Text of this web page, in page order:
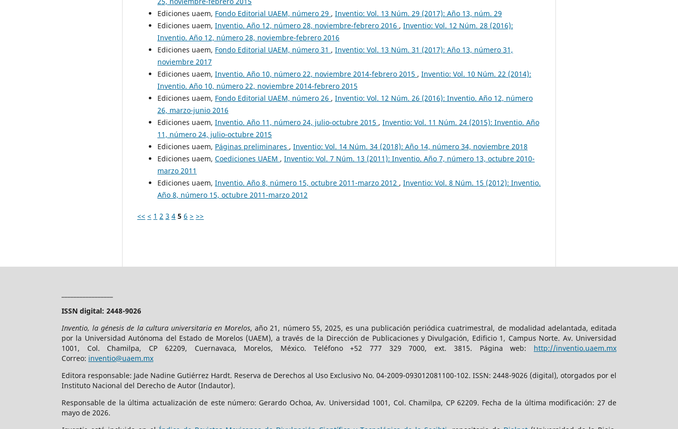
Ediciones uaem, Fondo Editorial UAEM, número 29 , Inventio: Vol. 13 Núm. 29 (2017): Año 13, núm. 29
Ediciones uaem, Inventio. Año 12, número 28, noviembre-febrero 2016 , Inventio: Vol. 12 Núm. 28 (2016):
Inventio. Año 12, número 28, noviembre-febrero 2016
Ediciones uaem, Fondo Editorial UAEM, número 31 , Inventio: Vol. 13 Núm. 31 (2017): Año 13, número 31,
noviembre 2017
Ediciones uaem, Inventio. Año 10, número 22, noviembre 2014-febrero 2015 , Inventio: Vol. 10 Núm. 22 (2014):
Inventio. Año 10, número 22, noviembre 2014-febrero 2015
Ediciones uaem, Fondo Editorial UAEM, número 26 , Inventio: Vol. 12 Núm. 26 (2016): Inventio. Año 12, número
26, marzo-junio 2016
Ediciones uaem, Inventio. Año 11, número 24, julio-octubre 2015 , Inventio: Vol. 11 Núm. 24 (2015): Inventio. Año
11, número 24, julio-octubre 2015
Ediciones uaem, Páginas preliminares , Inventio: Vol. 14 Núm. 34 (2018): Año 14, número 34, noviembre 2018
Ediciones uaem, Coediciones UAEM , Inventio: Vol. 7 Núm. 13 (2011): Inventio. Año 7, número 13, octubre 2010-
marzo 2011
Ediciones uaem, Inventio. Año 8, número 15, octubre 2011-marzo 2012 , Inventio: Vol. 8 Núm. 15 (2012): Inventio.
Año 8, número 15, octubre 2011-marzo 2012
<< < 1 2 3 4 5 6 > >>
ISSN digital: 2448-9026
Inventio, la génesis de la cultura universitaria en Morelos, año 21, número 55, 2025, es una publicación periódica cuatrimestral, de modalidad adelantada, editada
por la Universidad Autónoma del Estado de Morelos (UAEM), a través de la Dirección de Publicaciones y Divulgación, Edificio 1, Campus Norte. Av. Universidad
1001, Col. Chamilpa, CP 62209, Cuernavaca, Morelos, México. Teléfono +52 777 329 7000, ext. 3815. Página web: http://inventio.uaem.mx
Correo: inventio@uaem.mx
Editora responsable: Jade Nadine Gutiérrez Hardt. Reserva de Derechos al Uso Exclusivo No. 04-2009-093012081100-102. ISSN: 2448-9026 (digital), otorgados por el
Instituto Nacional del Derecho de Autor (Indautor).
Responsable de la última actualización de este número: Gerardo Ochoa, Av. Universidad 1001, Col. Chamilpa, CP 62209. Fecha de la última modificación: 27 de
mayo de 2026.